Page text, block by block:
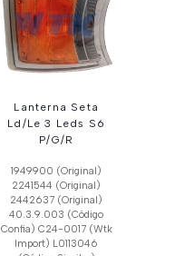
Lanterna Seta
Ld/Le 3 Leds S6
P/G/R
1949900 (Original)
2241544 (Original)
2442637 (Original)
40.3.9.003 (Código
Confia) C24-0017 (Wtk
Import) L0113046